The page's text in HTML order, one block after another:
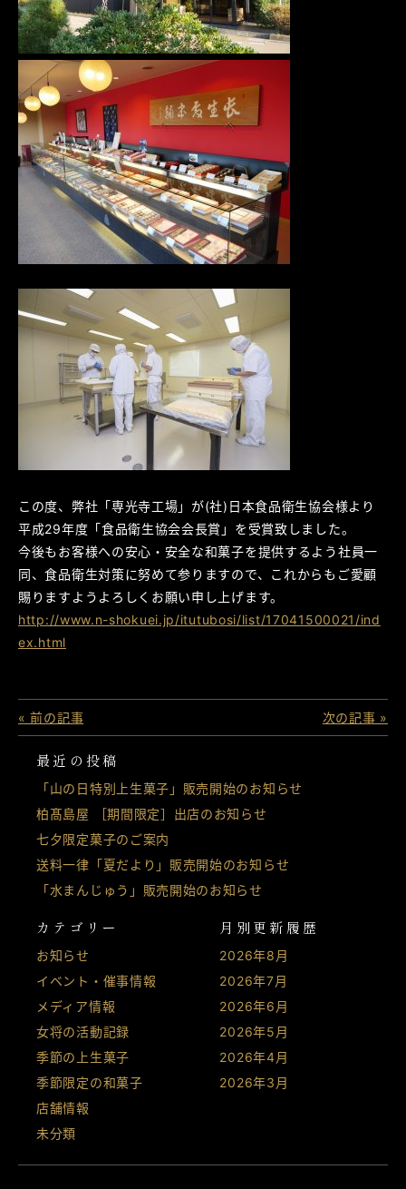
最近の投稿
「山の日特別上生菓子」販売開始のお知らせ
柏髙島屋 ［期間限定］出店のお知らせ
七夕限定菓子のご案内
送料一律「夏だより」販売開始のお知らせ
「水まんじゅう」販売開始のお知らせ
カテゴリー
お知らせ
イベント・催事情報
メディア情報
女将の活動記録
季節の上生菓子
季節限定の和菓子
店舗情報
未分類
月別更新履歴
2026年8月
2026年7月
2026年6月
2026年5月
2026年4月
2026年3月
この度、弊社「専光寺工場」が(社)日本食品衛生協会様より
平成29年度「食品衛生協会会長賞」を受賞致しました。
今後もお客様への安心・安全な和菓子を提供するよう社員一
同、食品衛生対策に努めて参りますので、これからもご愛顧
賜りますようよろしくお願い申し上げます。
http://www.n-shokuei.jp/itutubosi/list/17041500021/ind
ex.html
« 前の記事 次の記事 »